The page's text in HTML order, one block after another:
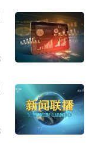
0.04%，报
2.92%，报
股有3359
只股涨停。